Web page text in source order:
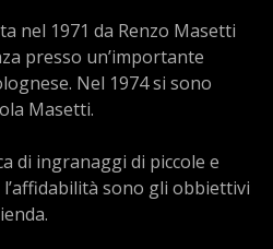
nel 1971 da Renzo Masetti
presso un’importante
Nel 1974 si sono
Masetti.
di ingranaggi di piccole e
sono gli obbiettivi